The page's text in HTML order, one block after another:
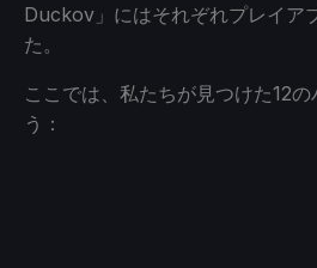
Duckov」にはそれぞれプレイア
た。
ここでは、私たちが見つけた12
う：